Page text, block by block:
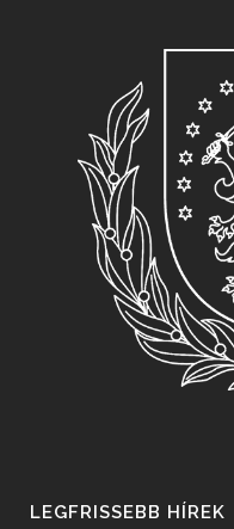
LEGFRISSEBB HÍREK